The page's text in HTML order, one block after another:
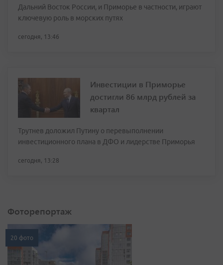
Дальний Восток России, и Приморье в частности, играют
ключевую роль в морских путях
сегодня, 13:46
Инвестиции в Приморье
достигли 86 млрд рублей за
квартал
Трутнев доложил Путину о перевыполнении
инвестиционного плана в ДФО и лидерстве Приморья
сегодня, 13:28
Фоторепортаж
20 фото